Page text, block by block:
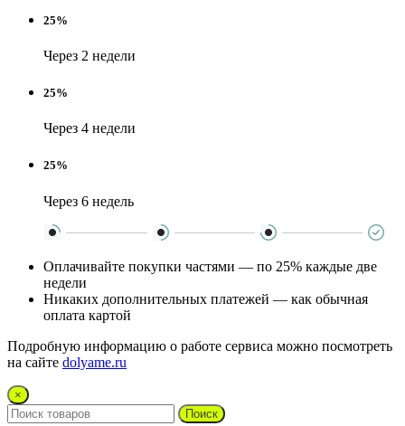
25%
Через 2 недели
25%
Через 4 недели
25%
Через 6 недель
Оплачивайте покупки частями — по 25% каждые две
недели
Никаких дополнительных платежей — как обычная
оплата картой
Подробную информацию о работе сервиса можно посмотреть
на сайте dolyame.ru
×
Поиск